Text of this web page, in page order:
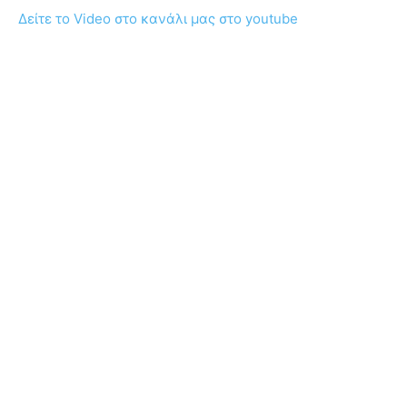
Δείτε το Video στο κανάλι μας στο youtube